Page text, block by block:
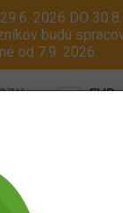
2026 DO
budú
od 7.9. 2026.
EUR